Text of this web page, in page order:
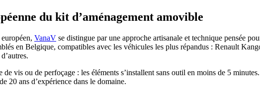
du kit d’aménagement amovible
VanaV se distingue par une approche artisanale et technique pensée
en Belgique, compatibles avec les véhicules les plus répandus : Renault
de vis ou de perfoçage : les éléments s’installent sans outil en moins de 5
20 ans d’expérience dans le domaine.